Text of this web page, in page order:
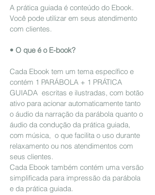
A prática guiada é conteúdo do Ebook.
Você pode utilizar em seus atendimento
com clientes.
• O que é o E-book?
Cada Ebook tem um tema específico e
contém 1 PARÁBOLA + 1 PRÁTICA
GUIADA escritas e ilustradas, com botão
ativo para acionar automaticamente tanto
o áudio da narração da parábola quanto o
áudio da condução da prática guiada,
com música, o que facilita o uso durante
relaxamento ou nos atendimentos com
seus clientes.
Cada Ebook também contém uma versão
simplificada para impressão da parábola
e da prática guiada.